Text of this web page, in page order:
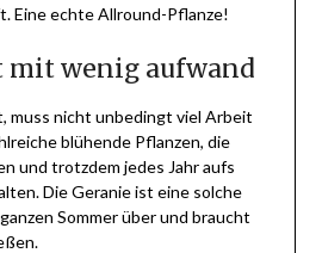
Eine echte Allround-Pflanze!
wenig aufwand
muss nicht unbedingt viel Arbeit
blühende Pflanzen, die
und trotzdem jedes Jahr aufs
Die Geranie ist eine solche
Sommer über und braucht